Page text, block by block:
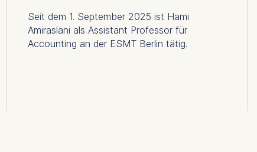
Seit dem 1. September 2025 ist Hami
Amiraslani als Assistant Professor für
Accounting an der ESMT Berlin tätig.
your consent at any time without providing a
consent banner available at the bottom of the screen.
see ourPrivacy Policy andLegal Notice
are required for basic website functionality.